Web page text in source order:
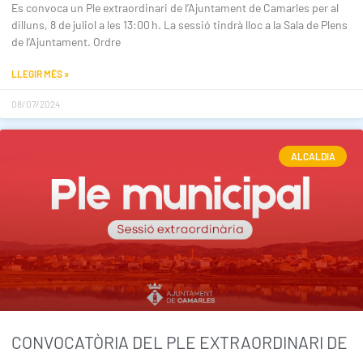
Es convoca un Ple extraordinari de l’Ajuntament de Camarles per al
dilluns, 8 de juliol a les 13:00 h. La sessió tindrà lloc a la Sala de Plens
de l’Ajuntament. Ordre
LLEGIR MÉS »
08/07/2024
ALCALDIA
CONVOCATÒRIA DEL PLE EXTRAORDINARI DE